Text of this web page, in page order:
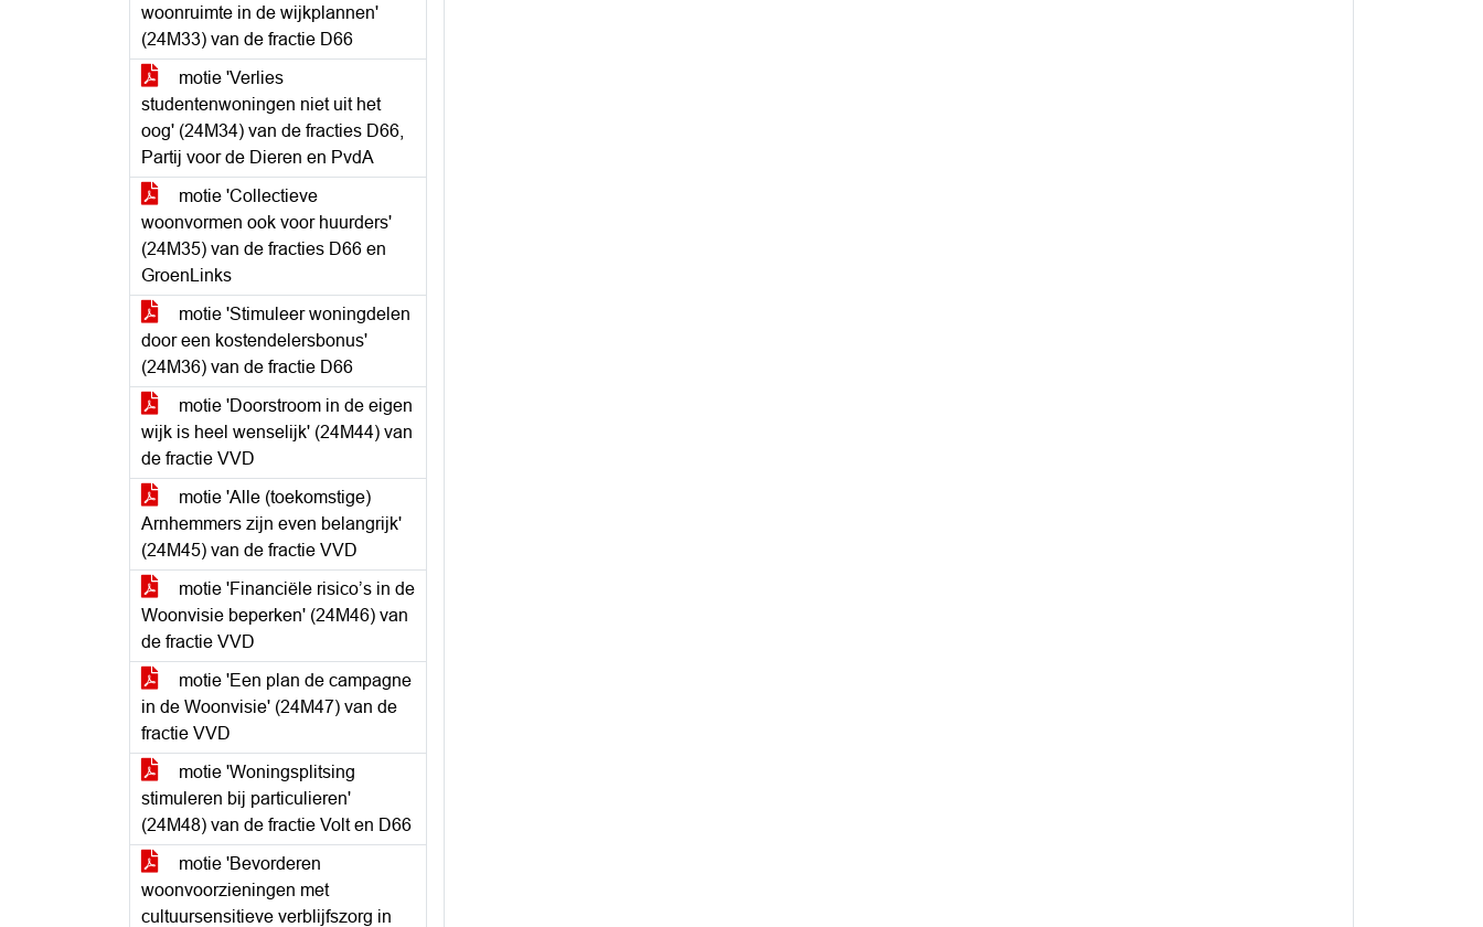
woonruimte in de wijkplannen'
(24M33) van de fractie D66
motie 'Verlies
studentenwoningen niet uit het
oog' (24M34) van de fracties D66,
Partij voor de Dieren en PvdA
motie 'Collectieve
woonvormen ook voor huurders'
(24M35) van de fracties D66 en
GroenLinks
motie 'Stimuleer woningdelen
door een kostendelersbonus'
(24M36) van de fractie D66
motie 'Doorstroom in de eigen
wijk is heel wenselijk' (24M44) van
de fractie VVD
motie 'Alle (toekomstige)
Arnhemmers zijn even belangrijk'
(24M45) van de fractie VVD
motie 'Financiële risico’s in de
Woonvisie beperken' (24M46) van
de fractie VVD
motie 'Een plan de campagne
in de Woonvisie' (24M47) van de
fractie VVD
motie 'Woningsplitsing
stimuleren bij particulieren'
(24M48) van de fractie Volt en D66
motie 'Bevorderen
woonvoorzieningen met
cultuursensitieve verblijfszorg in